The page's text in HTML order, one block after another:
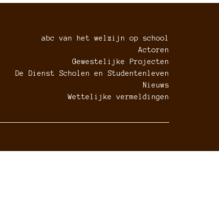
abc van het welzijn op school
Actoren
Gewestelijke Projecten
De Dienst Scholen en Studentenleven
Nieuws
Wettelijke vermeldingen